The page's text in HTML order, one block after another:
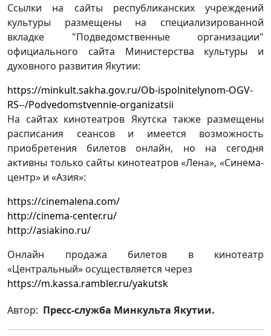
Ссылки на сайты республиканских учреждений
культуры размещены на специализированной
вкладке "Подведомственные организации"
официального сайта Министерства культуры и
духовного развития Якутии:
https://minkult.sakha.gov.ru/Ob-ispolnitelynom-OGV-
RS--/Podvedomstvennie-organizatsii
На сайтах кинотеатров Якутска также размещены
расписания сеансов и имеется возможность
приобретения билетов онлайн, но на сегодня
активны только сайты кинотеатров «Лена», «Синема-
центр» и «Азия»:
https://cinemalena.com/
http://cinema-center.ru/
http://asiakino.ru/
Онлайн продажа билетов в кинотеатр
«Центральный» осуществляется через
https://m.kassa.rambler.ru/yakutsk
Автор: Пресс-служба Минкульта Якутии.